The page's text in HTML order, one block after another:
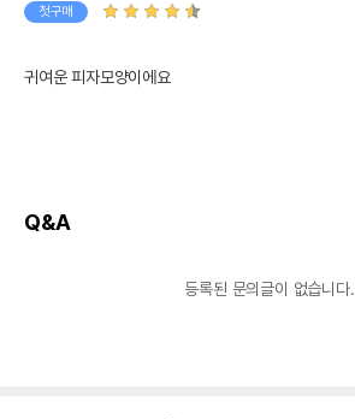
첫구매
귀여운 피자모양이에요
Q&A
등록된 문의글이 없습니다.